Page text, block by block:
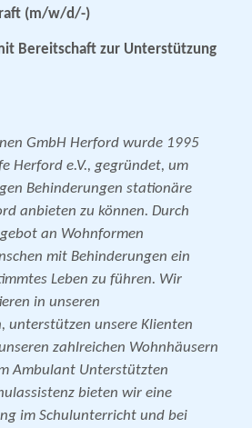
(m/w/d/-)
Bereitschaft zur Unterstützung
GmbH Herford wurde 1995
Herford e.V., gegründet, um
Behinderungen stationäre
anbieten zu können. Durch
an Wohnformen
mit Behinderungen ein
Leben zu führen. Wir
in unseren
unterstützen unsere Klienten
zahlreichen Wohnhäusern
Ambulant Unterstützten
bieten wir eine
im Schulunterricht und bei